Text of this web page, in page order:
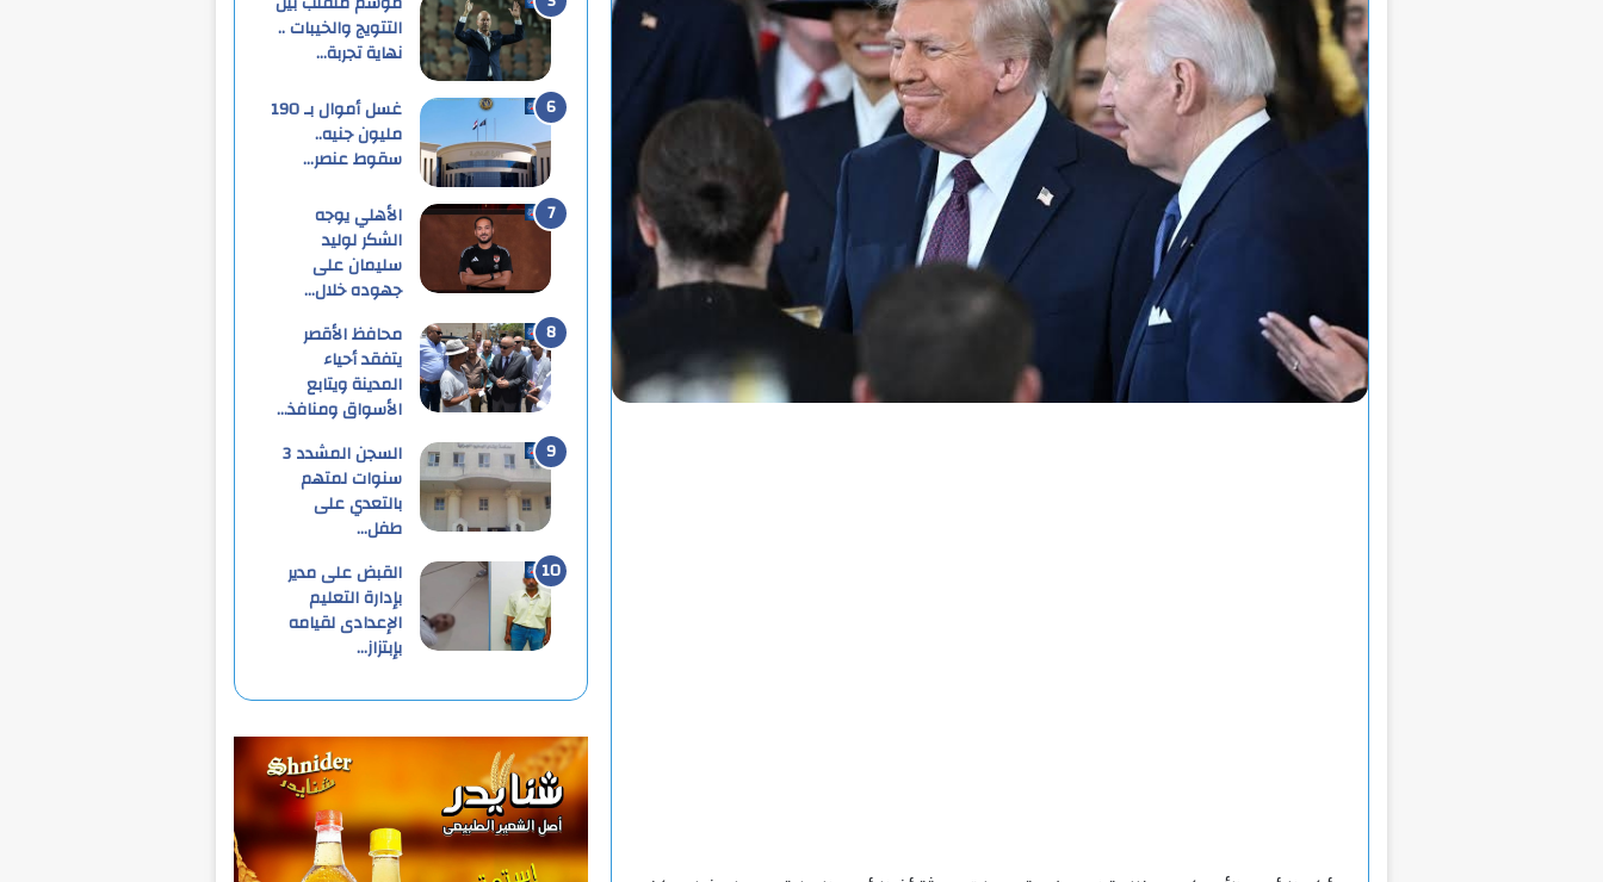
التتويج والخيبات ..
نهاية تجربة…
غسل أموال بـ 190
مليون جنيه..
سقوط عنصر…
الأهلي يوجه
الشكر لوليد
سليمان على
جهوده خلال…
محافظ الأقصر
يتفقد أحياء
المدينة ويتابع
الأسواق ومنافذ…
السجن المشدد 3
سنوات لمتهم
بالتعدي على
طفل…
القبض على مدير
بإدارة التعليم
الإعدادى لقيامه
بإبتزاز…